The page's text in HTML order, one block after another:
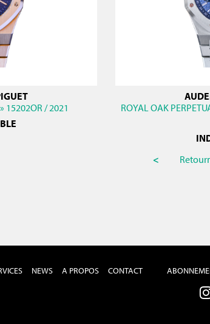
15202OR / 2021
ROYAL OAK
<
NEWS A PROPOS CONTACT